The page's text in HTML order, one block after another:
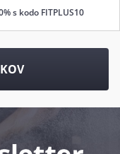
s kodo FITPLUS10